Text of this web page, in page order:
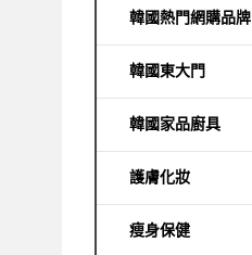
韓國熱門網購品牌
韓國東大門
韓國家品廚具
護膚化妝
瘦身保健